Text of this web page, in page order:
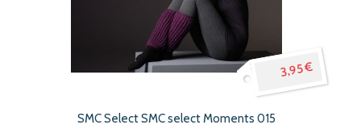
3,95 €
SMC Select SMC select Moments 015